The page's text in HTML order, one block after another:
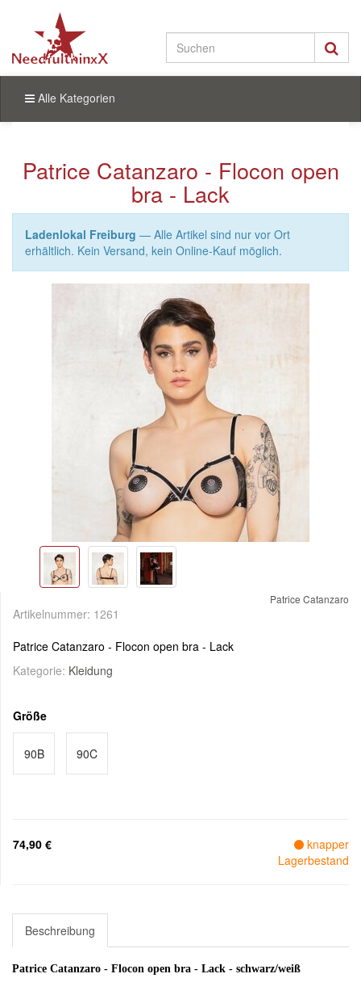
Alle Kategorien
Patrice Catanzaro - Flocon open
bra - Lack
Ladenlokal Freiburg — Alle Artikel sind nur vor Ort
erhältlich. Kein Versand, kein Online-Kauf möglich.
Patrice Catanzaro
Artikelnummer: 1261
Patrice Catanzaro - Flocon open bra - Lack
Kategorie: Kleidung
Größe
90B 90C
74,90 €
knapper
Lagerbestand
Beschreibung
Patrice Catanzaro - Flocon open bra - Lack - schwarz/weiß